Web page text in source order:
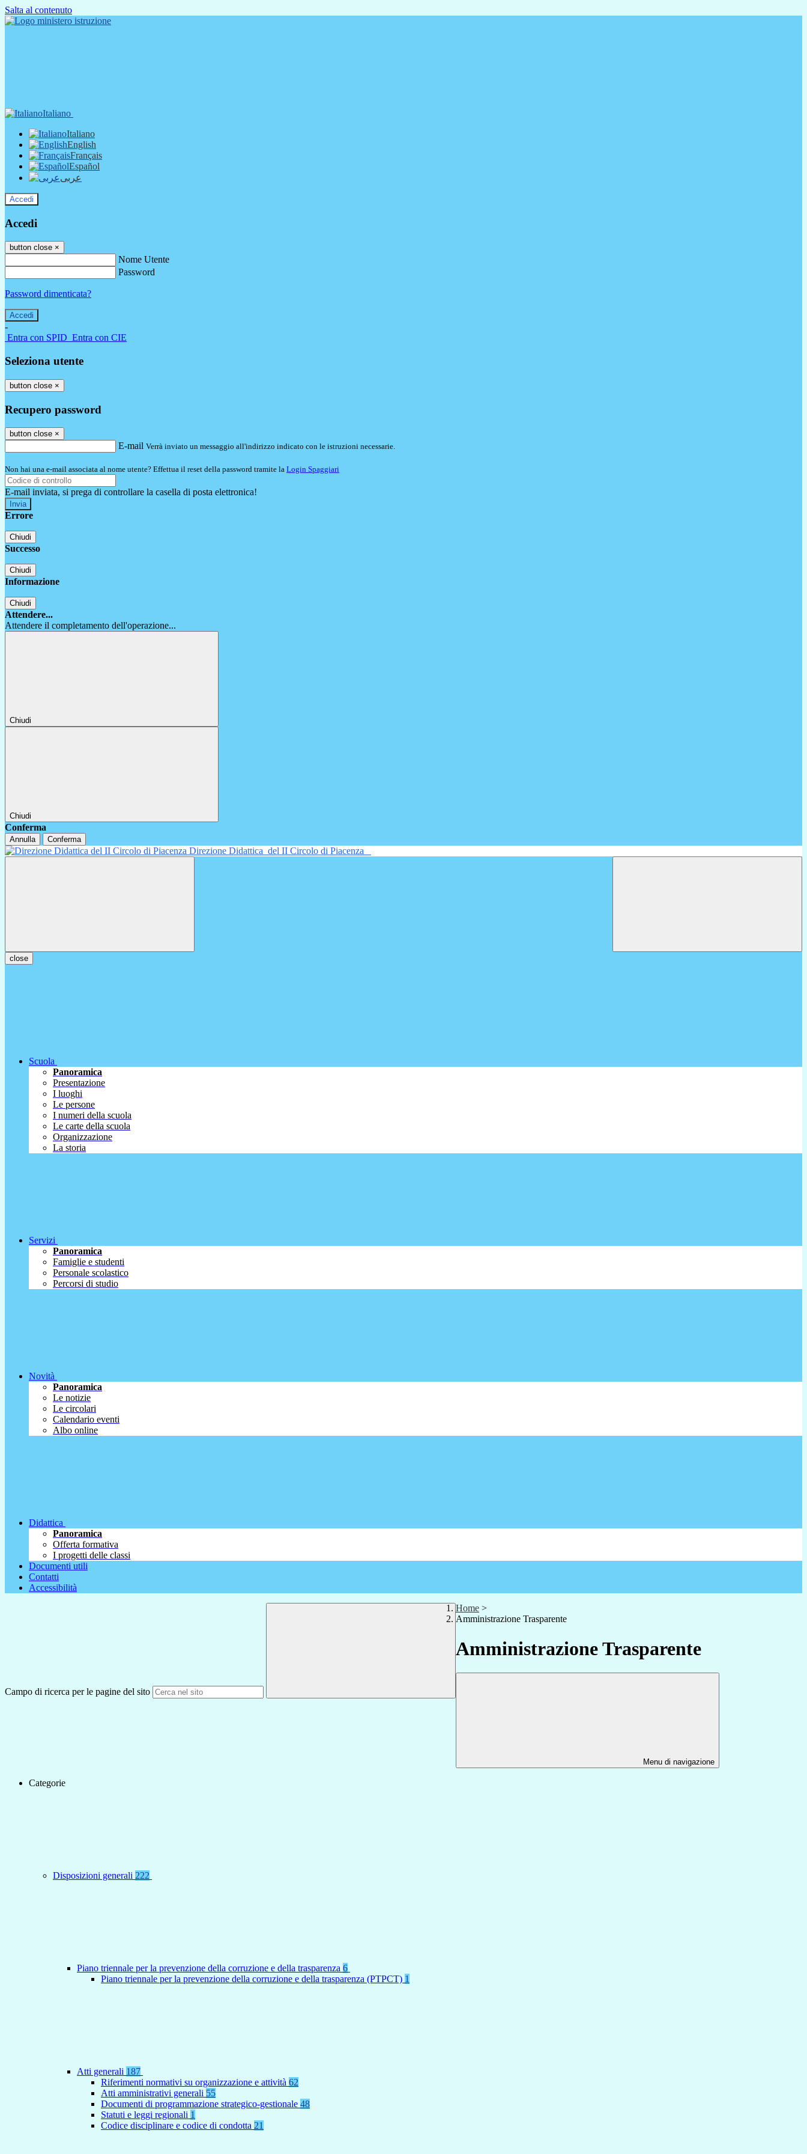
Salta al contenuto
Italiano
Italiano
English
Français
Español
عربى
Accedi
Accedi
button close ×
Nome Utente
Password
Password dimenticata?
-
Entra con SPID Entra con CIE
Seleziona utente
button close ×
Recupero password
button close ×
E-mail Verrà inviato un messaggio all'indirizzo indicato con le istruzioni necessarie.
Non hai una e-mail associata al nome utente? Effettua il reset della password tramite la Login Spaggiari
E-mail inviata, si prega di controllare la casella di posta elettronica!
Errore
Chiudi
Successo
Chiudi
Informazione
Chiudi
Attendere...
Attendere il completamento dell'operazione...
Chiudi
Chiudi
Conferma
Annulla Conferma
Direzione Didattica del II Circolo di Piacenza
close
Scuola
Panoramica
Presentazione
I luoghi
Le persone
I numeri della scuola
Le carte della scuola
Organizzazione
La storia
Servizi
Panoramica
Famiglie e studenti
Personale scolastico
Percorsi di studio
Novità
Panoramica
Le notizie
Le circolari
Calendario eventi
Albo online
Didattica
Panoramica
Offerta formativa
I progetti delle classi
Documenti utili
Contatti
Accessibilità
Campo di ricerca per le pagine del sito
Home >
Amministrazione Trasparente
Amministrazione Trasparente
Menu di navigazione
Categorie
Disposizioni generali 222
Piano triennale per la prevenzione della corruzione e della trasparenza 6
Piano triennale per la prevenzione della corruzione e della trasparenza (PTPCT) 1
Atti generali 187
Riferimenti normativi su organizzazione e attività 62
Atti amministrativi generali 55
Documenti di programmazione strategico-gestionale 48
Statuti e leggi regionali 1
Codice disciplinare e codice di condotta 21